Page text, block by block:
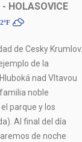
- HOLASOVICE
de Cesky Krumlov.
de la
nad Vltavou
noble
parque y los
Al final del día
de noche